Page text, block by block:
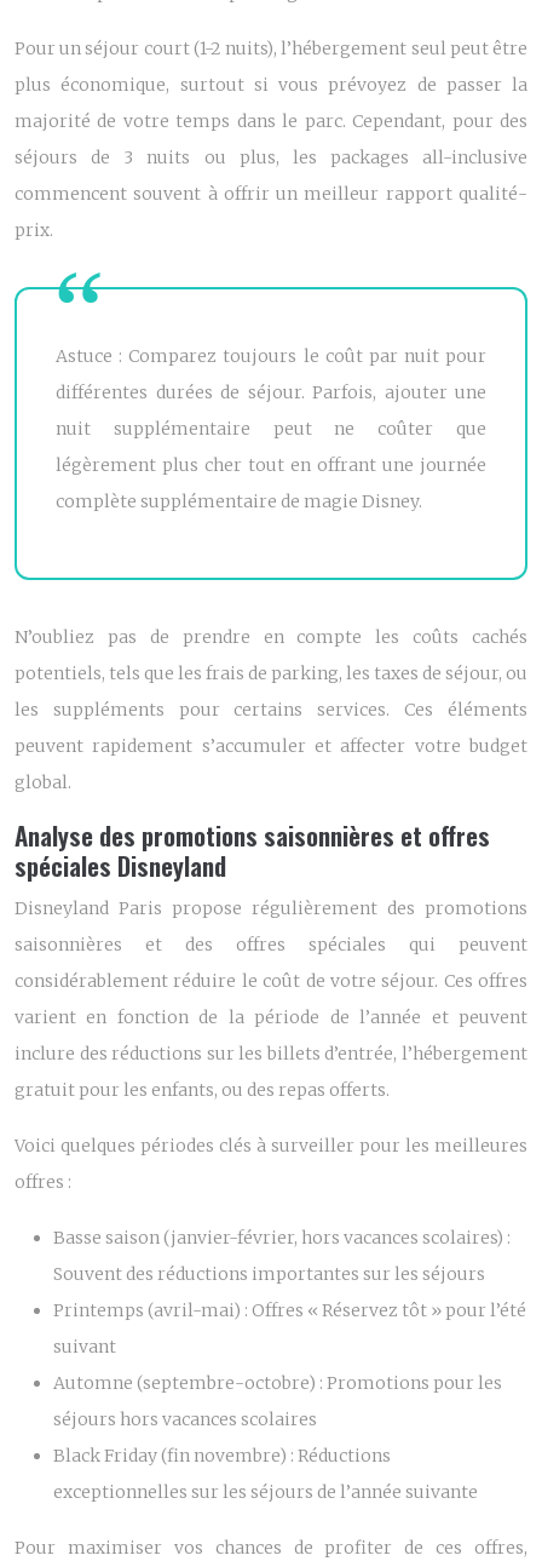
Pour un séjour court (1-2 nuits), l’hébergement seul peut être
plus économique, surtout si vous prévoyez de passer la
majorité de votre temps dans le parc. Cependant, pour des
séjours de 3 nuits ou plus, les packages all-inclusive
commencent souvent à offrir un meilleur rapport qualité-
prix.
Astuce : Comparez toujours le coût par nuit pour
différentes durées de séjour. Parfois, ajouter une
nuit supplémentaire peut ne coûter que
légèrement plus cher tout en offrant une journée
complète supplémentaire de magie Disney.
N’oubliez pas de prendre en compte les coûts cachés
potentiels, tels que les frais de parking, les taxes de séjour, ou
les suppléments pour certains services. Ces éléments
peuvent rapidement s’accumuler et affecter votre budget
global.
Analyse des promotions saisonnières et offres
spéciales Disneyland
Disneyland Paris propose régulièrement des promotions
saisonnières et des offres spéciales qui peuvent
considérablement réduire le coût de votre séjour. Ces offres
varient en fonction de la période de l’année et peuvent
inclure des réductions sur les billets d’entrée, l’hébergement
gratuit pour les enfants, ou des repas offerts.
Voici quelques périodes clés à surveiller pour les meilleures
offres :
Basse saison (janvier-février, hors vacances scolaires) :
Souvent des réductions importantes sur les séjours
Printemps (avril-mai) : Offres « Réservez tôt » pour l’été
suivant
Automne (septembre-octobre) : Promotions pour les
séjours hors vacances scolaires
Black Friday (fin novembre) : Réductions
exceptionnelles sur les séjours de l’année suivante
Pour maximiser vos chances de profiter de ces offres,